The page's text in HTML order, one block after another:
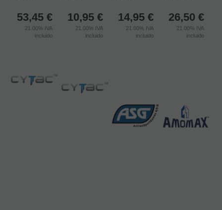
53,45 €
21.00% IVA
incluido
10,95 €
21.00% IVA
incluido
14,95 €
21.00% IVA
incluido
26,50 €
21.00% IVA
incluido